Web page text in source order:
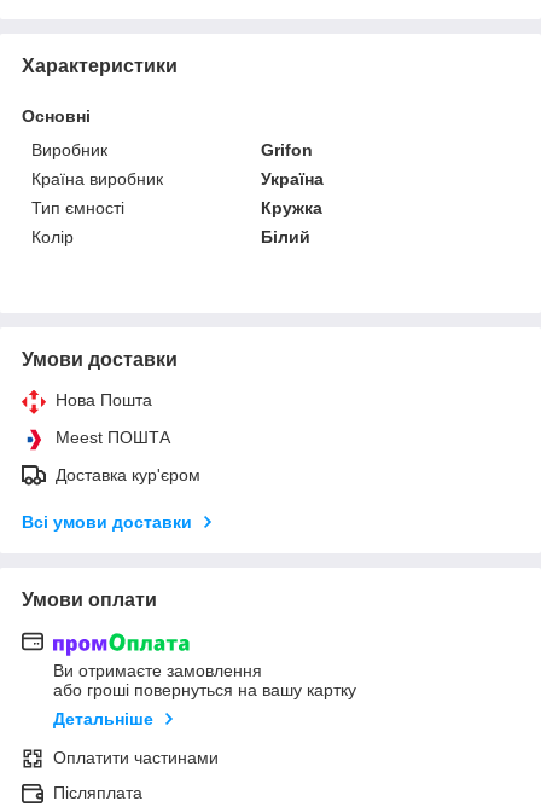
Характеристики
Основні
Виробник
Grifon
Країна виробник
Україна
Тип ємності
Кружка
Колір
Білий
Умови доставки
Нова Пошта
Meest ПОШТА
Доставка кур'єром
Всі умови доставки
Умови оплати
Ви отримаєте замовлення
або гроші повернуться на вашу картку
Детальніше
Оплатити частинами
Післяплата